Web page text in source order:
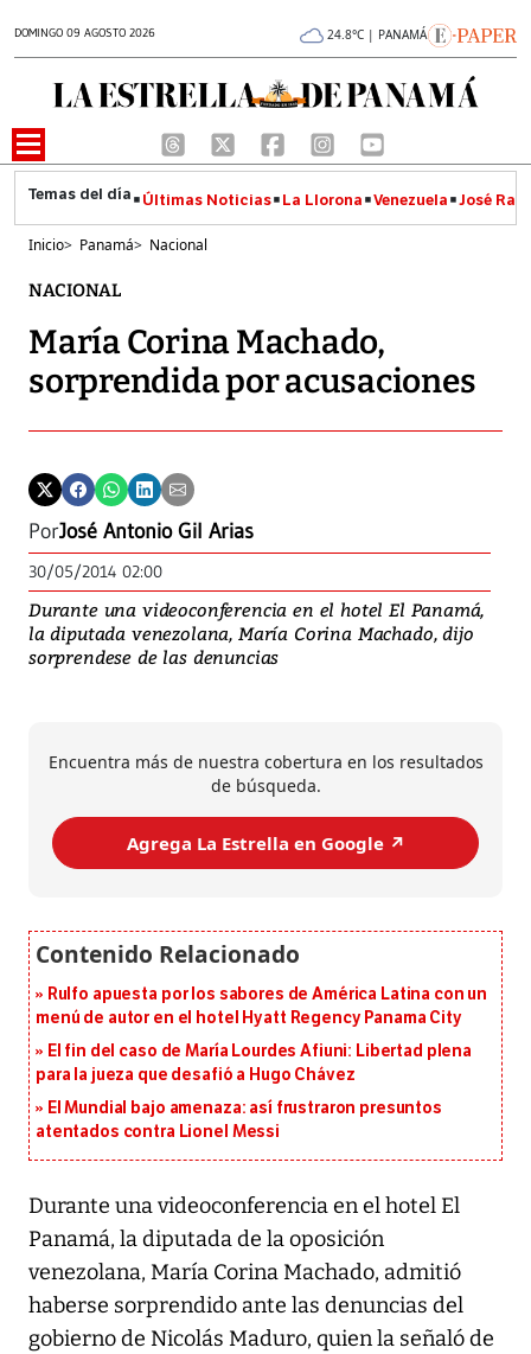
DOMINGO 09 AGOSTO 2026 24.8°C | PANAMÁ
Últimas Noticias La Llorona Venezuela José
Inicio> Panamá> Nacional
NACIONAL
María Corina Machado,
sorprendida por acusaciones
PorJosé Antonio Gil Arias
30/05/2014 02:00
Durante una videoconferencia en el hotel El Panamá,
la diputada venezolana, María Corina Machado, dijo
sorprendese de las denuncias
Encuentra más de nuestra cobertura en los resultados
de búsqueda.
Agrega La Estrella en Google ↗️
Rulfo apuesta por los sabores de América Latina con un
menú de autor en el hotel Hyatt Regency Panama City
El fin del caso de María Lourdes Afiuni: Libertad plena
para la jueza que desafió a Hugo Chávez
El Mundial bajo amenaza: así frustraron presuntos
atentados contra Lionel Messi
Durante una videoconferencia en el hotel El
Panamá, la diputada de la oposición
venezolana, María Corina Machado, admitió
haberse sorprendido ante las denuncias del
gobierno de Nicolás Maduro, quien la señaló de